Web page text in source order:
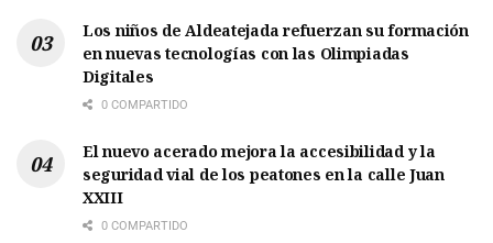
Los niños de Aldeatejada refuerzan su formación
en nuevas tecnologías con las Olimpiadas
Digitales
0 COMPARTIDO
El nuevo acerado mejora la accesibilidad y la
seguridad vial de los peatones en la calle Juan
XXIII
0 COMPARTIDO